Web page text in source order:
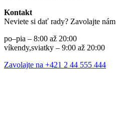
Kontakt
Neviete si dať rady? Zavolajte nám
po–pia – 8:00 až 20:00
víkendy,sviatky – 9:00 až 20:00
Zavolajte na +421 2 44 555 444